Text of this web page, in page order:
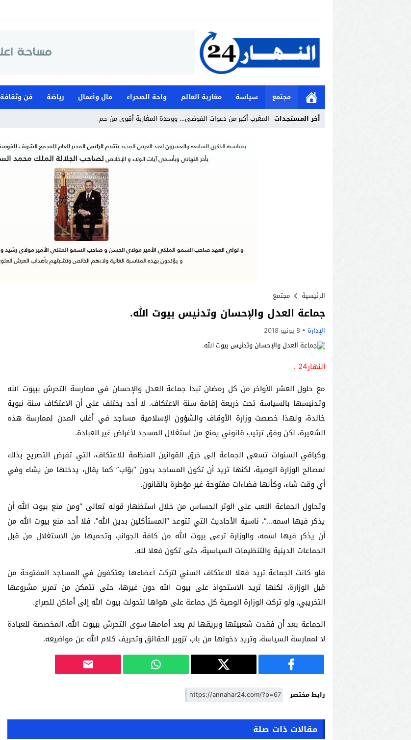
مجتمع سياسة مغاربة العالم واحة الصحراء مال وأعمال رياضة فن وثقافة
أخر المستجدات المغرب أكبر من دعوات الفوضى… ووحدة المغاربة أقوى من حملات التح_
الرئيسية مجتمع
جماعة العدل والإحسان وتدنيس بيوت الله.
الإدارة 8 يونيو 2018
النهار24 .
مع حلول العشر الأواخر من كل رمضان تبدأ جماعة العدل والإحسان في ممارسة التحرش ببيوت الله
وتدنيسها بالسياسة تحت ذريعة إقامة سنة الاعتكاف. لا أحد يختلف على أن الاعتكاف سنة نبوية
خالدة، ولهذا خصصت وزارة الأوقاف والشؤون الإسلامية مساجد في أغلب المدن لممارسة هذه
الشعيرة، لكن وفق ترتيب قانوني يمنع من استغلال المسجد لأغراض غير العبادة.
وكباقي السنوات تسعى الجماعة إلى خرق القوانين المنظمة للاعتكاف، التي تفرض التصريح بذلك
لمصالح الوزارة الوصية، لكنها تريد أن تكون المساجد بدون “بوّاب” كما يقال، يدخلها من يشاء وفي
أي وقت شاء، وكأنها فضاءات مفتوحة غير مؤطرة بالقانون.
وتحاول الجماعة اللعب على الوتر الحساس من خلال استظهار قوله تعالى “ومن منع بيوت الله أن
يذكر فيها اسمه…”، ناسية الأحاديث التي تتوعد “المستأكلين بدين الله”. فلا أحد منع بيوت الله من
أن يذكر فيها اسمه، والوزارة ترعى بيوت الله من كافة الجوانب وتحميها من الاستغلال من قبل
الجماعات الدينية والتنظيمات السياسية، حتى تكون فعلا لله.
فلو كانت الجماعة تريد فعلا الاعتكاف السني لتركت أعضاءها يعتكفون في المساجد المفتوحة من
قبل الوزارة، لكنها تريد الاستحواذ على بيوت الله دون غيرها، حتى تتمكن من تمرير مشروعها
التخريبي، ولو تركت الوزارة الوصية كل جماعة على هواها لتحولت بيوت الله إلى أماكن للصراع.
الجماعة بعد أن فقدت شعبيتها وبريقها لم يعد أمامها سوى التحرش ببيوت الله، المخصصة للعبادة
لا لممارسة السياسة، وتريد دخولها من باب تزوير الحقائق وتحريف كلام الله عن مواضيعه.
رابط مختصر
مقالات ذات صلة